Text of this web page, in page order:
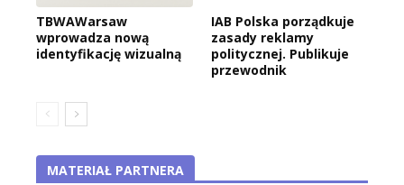
TBWAWarsaw
wprowadza nową
identyfikację wizualną
IAB Polska porządkuje
zasady reklamy
politycznej. Publikuje
przewodnik
MATERIAŁ PARTNERA